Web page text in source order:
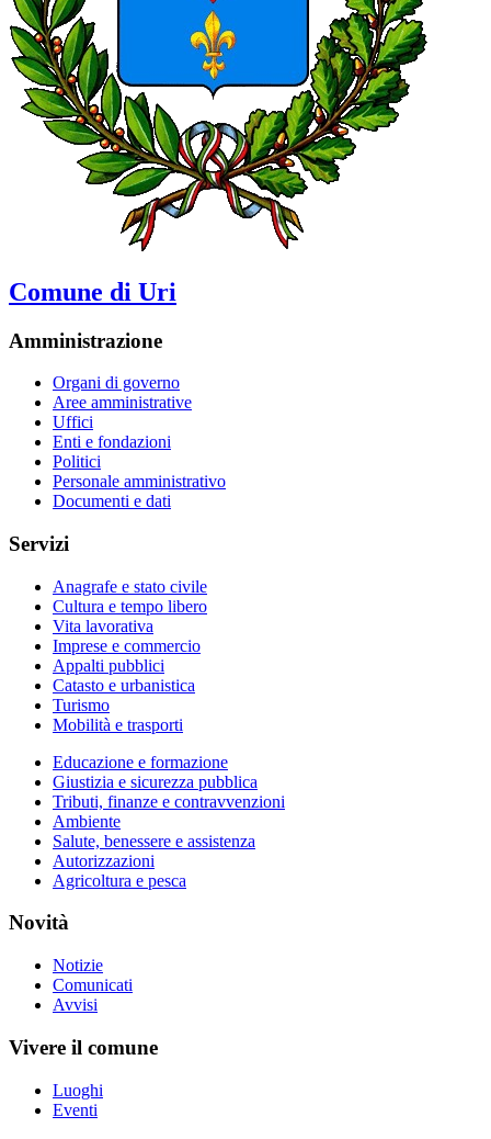
Comune di Uri
Amministrazione
Organi di governo
Aree amministrative
Uffici
Enti e fondazioni
Politici
Personale amministrativo
Documenti e dati
Servizi
Anagrafe e stato civile
Cultura e tempo libero
Vita lavorativa
Imprese e commercio
Appalti pubblici
Catasto e urbanistica
Turismo
Mobilità e trasporti
Educazione e formazione
Giustizia e sicurezza pubblica
Tributi, finanze e contravvenzioni
Ambiente
Salute, benessere e assistenza
Autorizzazioni
Agricoltura e pesca
Novità
Notizie
Comunicati
Avvisi
Vivere il comune
Luoghi
Eventi